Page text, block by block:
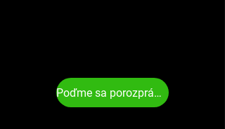
Poďme sa porozprávať